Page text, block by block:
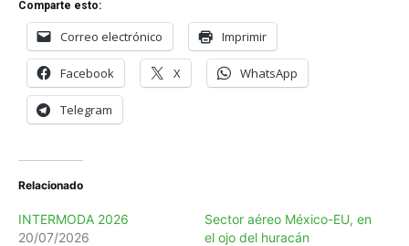
Comparte esto:
Correo electrónico Imprimir
Facebook X WhatsApp
Telegram
Relacionado
INTERMODA 2026
20/07/2026
Sector aéreo México-EU, en
el ojo del huracán